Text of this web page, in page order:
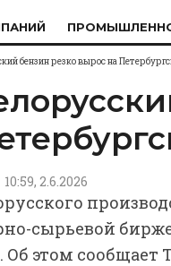
бензин резко вырос на
10:59, 2.6.2026
сырьевой
этом сообщает